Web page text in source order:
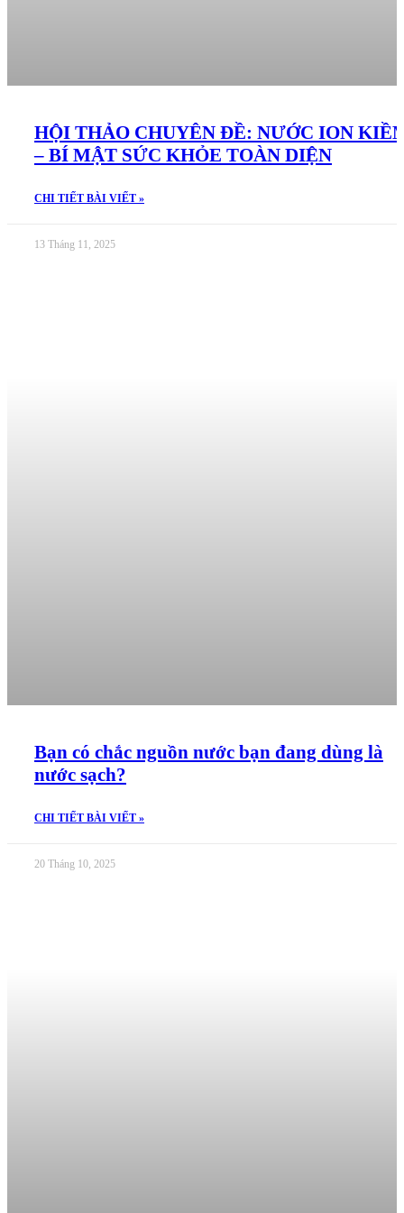
HỘI THẢO CHUYÊN ĐỀ: NƯỚC ION
– BÍ MẬT SỨC KHỎE TOÀN DIỆN
CHI TIẾT BÀI VIẾT »
13 Tháng 11, 2025
Bạn có chắc nguồn nước bạn đang dùng là
nước sạch?
CHI TIẾT BÀI VIẾT »
20 Tháng 10, 2025